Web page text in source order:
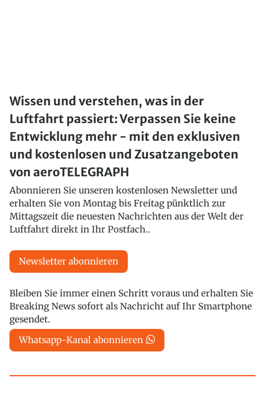
Wissen und verstehen, was in der
Luftfahrt passiert: Verpassen Sie keine
Entwicklung mehr - mit den exklusiven
und kostenlosen und Zusatzangeboten
von aeroTELEGRAPH
Abonnieren Sie unseren kostenlosen Newsletter und
erhalten Sie von Montag bis Freitag pünktlich zur
Mittagszeit die neuesten Nachrichten aus der Welt der
Luftfahrt direkt in Ihr Postfach..
Newsletter abonnieren
Bleiben Sie immer einen Schritt voraus und erhalten Sie
Breaking News sofort als Nachricht auf Ihr Smartphone
gesendet.
Whatsapp-Kanal abonnieren